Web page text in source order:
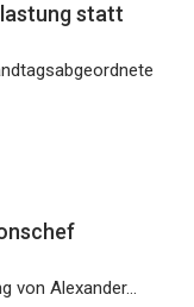
statt
von Alexander...